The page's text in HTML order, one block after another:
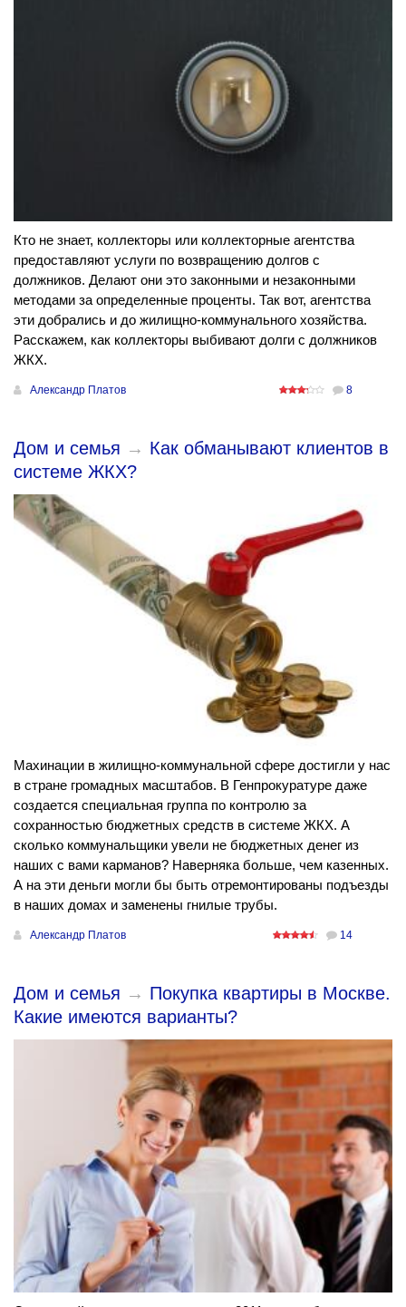
Кто не знает, коллекторы или коллекторные агентства
предоставляют услуги по возвращению долгов с
должников. Делают они это законными и незаконными
методами за определенные проценты. Так вот, агентства
эти добрались и до жилищно-коммунального хозяйства.
Расскажем, как коллекторы выбивают долги с должников
ЖКХ.
Александр Платов 8
Дом и семья → Как обманывают клиентов в
системе ЖКХ?
Махинации в жилищно-коммунальной сфере достигли у нас
в стране громадных масштабов. В Генпрокуратуре даже
создается специальная группа по контролю за
сохранностью бюджетных средств в системе ЖКХ. А
сколько коммунальщики увели не бюджетных денег из
наших с вами карманов? Наверняка больше, чем казенных.
А на эти деньги могли бы быть отремонтированы подъезды
в наших домах и заменены гнилые трубы.
Александр Платов 14
Дом и семья → Покупка квартиры в Москве.
Какие имеются варианты?